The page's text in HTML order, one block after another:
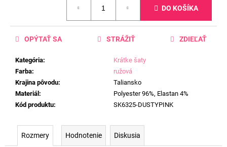
DO KOŠÍKA
Kategória:
Krátke šaty
Farba:
ružová
Krajina pôvodu:
Taliansko
Materiál :
Polyester 96%, Elastan 4%
Kód produktu: SK6325-DUSTYPINK
OPÝTAŤ SA STRÁŽIŤ ZDIEĽAŤ
Rozmery Hodnotenie Diskusia